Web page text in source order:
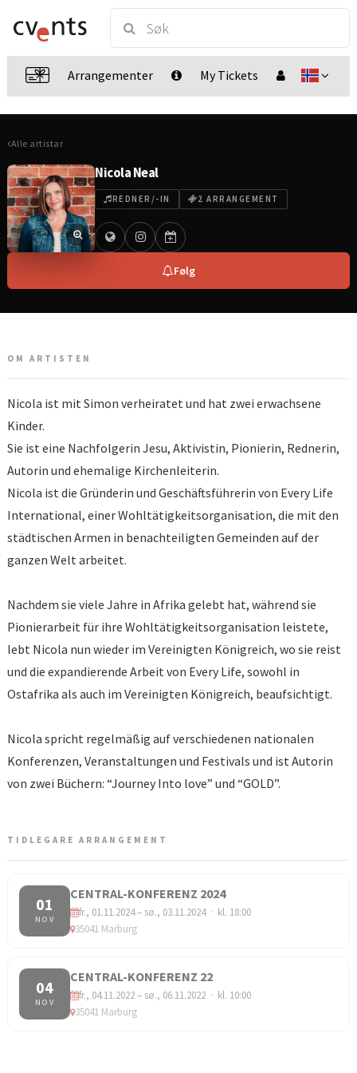
Arrangementer My Tickets
Alle artistar
Nicola Neal
REDNER/-IN 2 ARRANGEMENT
Følg
OM ARTISTEN
Nicola ist mit Simon verheiratet und hat zwei erwachsene
Kinder.
Sie ist eine Nachfolgerin Jesu, Aktivistin, Pionierin, Rednerin,
Autorin und ehemalige Kirchenleiterin.
Nicola ist die Gründerin und Geschäftsführerin von Every Life
International, einer Wohltätigkeitsorganisation, die mit den
städtischen Armen in benachteiligten Gemeinden auf der
ganzen Welt arbeitet.
Nachdem sie viele Jahre in Afrika gelebt hat, während sie
Pionierarbeit für ihre Wohltätigkeitsorganisation leistete,
lebt Nicola nun wieder im Vereinigten Königreich, wo sie reist
und die expandierende Arbeit von Every Life, sowohl in
Ostafrika als auch im Vereinigten Königreich, beaufsichtigt.
Nicola spricht regelmäßig auf verschiedenen nationalen
Konferenzen, Veranstaltungen und Festivals und ist Autorin
von zwei Büchern: “Journey Into love” und “GOLD”.
TIDLEGARE ARRANGEMENT
01
NOV
CENTRAL-KONFERENZ 2024
fr., 01.11.2024 – sø., 03.11.2024 · kl. 18:00
35041 Marburg
04
NOV
CENTRAL-KONFERENZ 22
fr., 04.11.2022 – sø., 06.11.2022 · kl. 10:00
35041 Marburg